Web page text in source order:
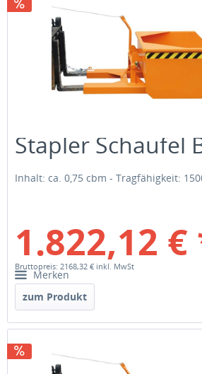
Stapler Schaufel
Inhalt: ca. 0,75 cbm - Tragfähigkeit:
1.822,12 €
Bruttopreis: 2168,32 € inkl. MwSt
Merken
zum Produkt